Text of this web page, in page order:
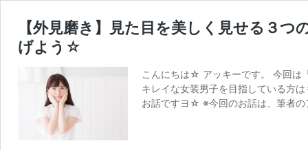
【外見磨き】見た目を美しく見せる３
げよう☆
こんにちは☆ アッキーです。 今回は
キレイな女装男子を目指している方
お話ですヨ☆ ※今回のお話は、筆者